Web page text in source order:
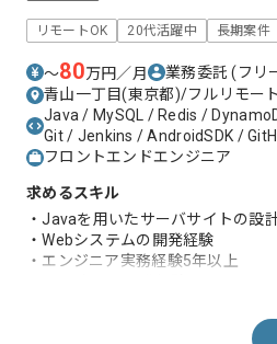
リモートOK 20代活躍中 長期案件
〜80万円／月 業務委託(フリ
青山一丁目(東京都)/フルリモート
Java / MySQL / Redis /
Git / Jenkins / AndroidSDK /
フロントエンドエンジニア
求めるスキル
・Javaを用いたサーバサイトの設
・Webシステムの開発経験
・エンジニア実務経験5年以上